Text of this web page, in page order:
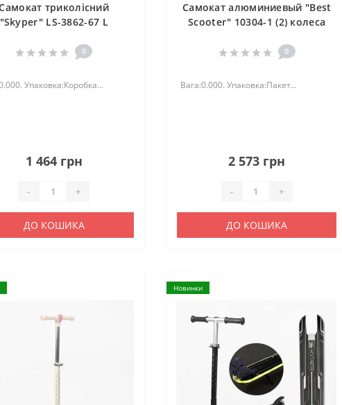
триколісний
"Skyper" LS-3862-67 L
0
Упаковка:Коробка...
1 464 грн
- +
ДО КОШИКА
Самокат алюминиевый "Best
Scooter" 10304-1 (2) колеса
передних колес - 230мм, d
амортиз. перед.,в пакеті
0
Вага:0.000. Упаковка:Пакет...
2 573 грн
- +
ДО КОШИКА
Новинки